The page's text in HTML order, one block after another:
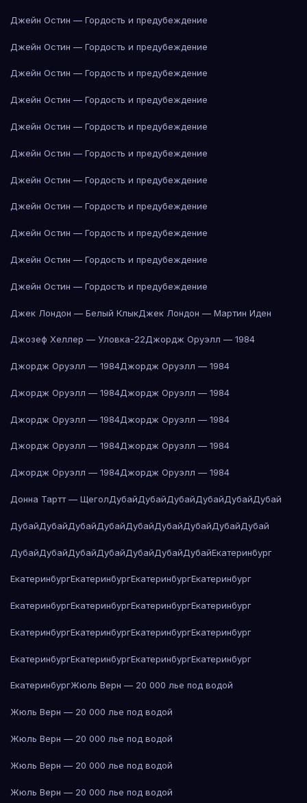
Джейн Остин — Гордость и предубеждение
Джейн Остин — Гордость и предубеждение
Джейн Остин — Гордость и предубеждение
Джейн Остин — Гордость и предубеждение
Джейн Остин — Гордость и предубеждение
Джейн Остин — Гордость и предубеждение
Джейн Остин — Гордость и предубеждение
Джейн Остин — Гордость и предубеждение
Джейн Остин — Гордость и предубеждение
Джейн Остин — Гордость и предубеждение
Джейн Остин — Гордость и предубеждение
Джек Лондон — Белый КлыкДжек Лондон — Мартин Иден
Джозеф Хеллер — Уловка-22Джордж Оруэлл — 1984
Джордж Оруэлл — 1984Джордж Оруэлл — 1984
Джордж Оруэлл — 1984Джордж Оруэлл — 1984
Джордж Оруэлл — 1984Джордж Оруэлл — 1984
Джордж Оруэлл — 1984Джордж Оруэлл — 1984
Джордж Оруэлл — 1984Джордж Оруэлл — 1984
Донна Тартт — ЩеголДубайДубайДубайДубайДубайДубай
ДубайДубайДубайДубайДубайДубайДубайДубайДубай
ДубайДубайДубайДубайДубайДубайДубайЕкатеринбург
ЕкатеринбургЕкатеринбургЕкатеринбургЕкатеринбург
ЕкатеринбургЕкатеринбургЕкатеринбургЕкатеринбург
ЕкатеринбургЕкатеринбургЕкатеринбургЕкатеринбург
ЕкатеринбургЕкатеринбургЕкатеринбургЕкатеринбург
ЕкатеринбургЖюль Верн — 20 000 лье под водой
Жюль Верн — 20 000 лье под водой
Жюль Верн — 20 000 лье под водой
Жюль Верн — 20 000 лье под водой
Жюль Верн — 20 000 лье под водой